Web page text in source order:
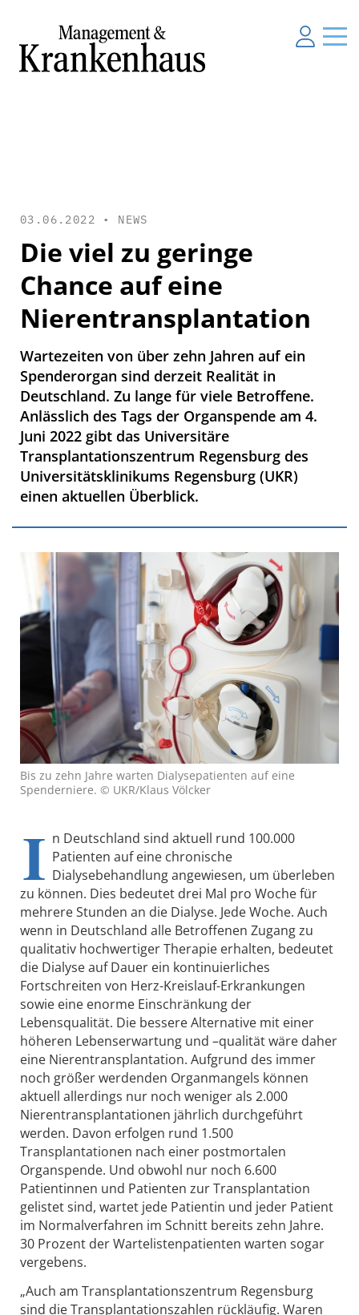
03.06.2022 • NEWS
Die viel zu geringe
Chance auf eine
Nierentransplantation
Wartezeiten von über zehn Jahren auf ein
Spenderorgan sind derzeit Realität in
Deutschland. Zu lange für viele Betroffene.
Anlässlich des Tags der Organspende am 4.
Juni 2022 gibt das Universitäre
Transplantationszentrum Regensburg des
Universitätsklinikums Regensburg (UKR)
einen aktuellen Überblick.
Bis zu zehn Jahre warten Dialysepatienten auf eine
Spenderniere. © UKR/Klaus Völcker
I n Deutschland sind aktuell rund 100.000
Patienten auf eine chronische
Dialysebehandlung angewiesen, um überleben
zu können. Dies bedeutet drei Mal pro Woche für
mehrere Stunden an die Dialyse. Jede Woche. Auch
wenn in Deutschland alle Betroffenen Zugang zu
qualitativ hochwertiger Therapie erhalten, bedeutet
die Dialyse auf Dauer ein kontinuierliches
Fortschreiten von Herz-Kreislauf-Erkrankungen
sowie eine enorme Einschränkung der
Lebensqualität. Die bessere Alternative mit einer
höheren Lebenserwartung und –qualität wäre daher
eine Nierentransplantation. Aufgrund des immer
noch größer werdenden Organmangels können
aktuell allerdings nur noch weniger als 2.000
Nierentransplantationen jährlich durchgeführt
werden. Davon erfolgen rund 1.500
Transplantationen nach einer postmortalen
Organspende. Und obwohl nur noch 6.600
Patientinnen und Patienten zur Transplantation
gelistet sind, wartet jede Patientin und jeder Patient
im Normalverfahren im Schnitt bereits zehn Jahre.
30 Prozent der Wartelistenpatienten warten sogar
vergebens.
„Auch am Transplantationszentrum Regensburg
sind die Transplantationszahlen rückläufig. Waren